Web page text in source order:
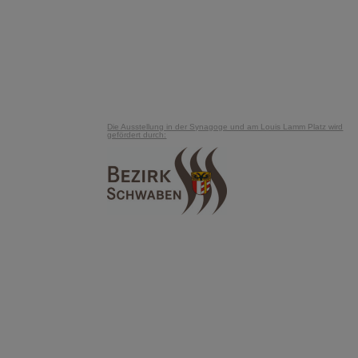
Die Ausstellung in der Synagoge und am Louis Lamm Platz wird
gefördert durch: